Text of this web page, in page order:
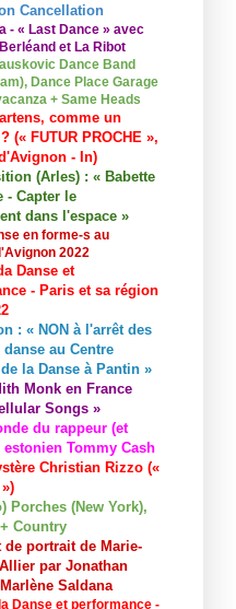
Cancellation
- « Last Dance » avec
et La Ribot
Dance Band
Dance Place Garage
+ Same Heads
comme un
(« FUTUR PROCHE »,
- In)
(Arles) : « Babette
- Capter le
dans l'espace »
en forme-s au
2022
Danse et
- Paris et sa région
: « NON à l'arrêt des
au Centre
la Danse à Pantin »
Monk en France
Songs »
du rappeur (et
estonien Tommy Cash
Christian Rizzo («
Porches (New York),
Country
de portrait de Marie-
par Jonathan
Saldana
Danse et performance -